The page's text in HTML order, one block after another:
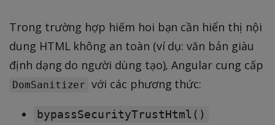
Trong trường hợp hiếm hoi bạn cần hiển thị nội
dung HTML không an toàn (ví dụ: văn bản giàu
định dạng do người dùng tạo), Angular cung cấp
DomSanitizer với các phương thức:
bypassSecurityTrustHtml()